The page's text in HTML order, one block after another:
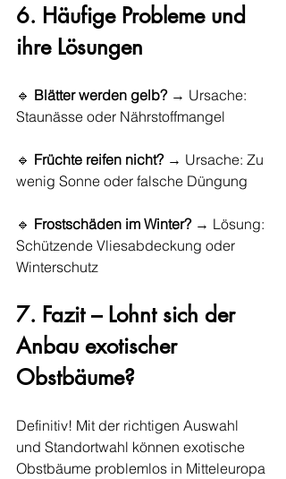
6. Häufige Probleme und
ihre Lösungen
🔹 Blätter werden gelb? → Ursache:
Staunässe oder Nährstoffmangel
🔹 Früchte reifen nicht? → Ursache: Zu
wenig Sonne oder falsche Düngung
🔹 Frostschäden im Winter? → Lösung:
Schützende Vliesabdeckung oder
Winterschutz
7. Fazit – Lohnt sich der
Anbau exotischer
Obstbäume?
Definitiv! Mit der richtigen Auswahl
und Standortwahl können exotische
Obstbäume problemlos in Mitteleuropa